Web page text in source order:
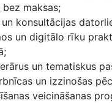
maksas;
konsultācijas
un digitālo rīku
un tematiskus
un izzinošas
veicināšanas